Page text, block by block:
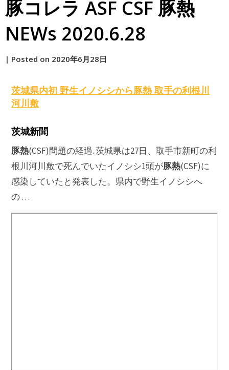
豚コレラ ASF CSF 豚熱
NEWs 2020.6.28
by
| Posted on 2020年6月28日
茨城県内初 野生イノシシから豚熱 取手の利根川
河川敷
茨城新聞
豚熱(CSF)問題の経過. 茨城県は27日、取手市新町の利
根川河川敷で死んでいたイノシシ1頭が豚熱(CSF)に
感染していたと発表した。県内で野生イノシシへ
の …